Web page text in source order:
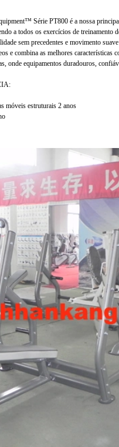
Série PT800 é a nossa
a todos os exercícios de treinamento
sem precedentes e movimento
e combina as melhores características
onde equipamentos duradouros,
móveis estruturais 2 anos